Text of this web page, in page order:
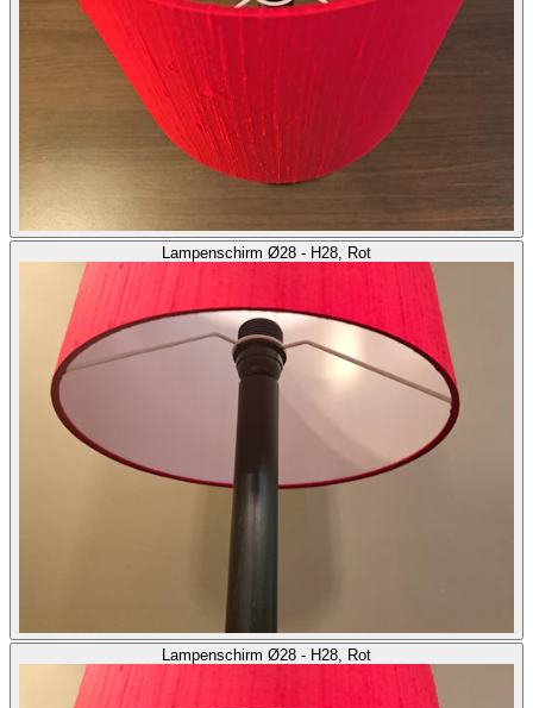
Lampenschirm Ø28 - H28, Rot
Lampenschirm Ø28 - H28, Rot